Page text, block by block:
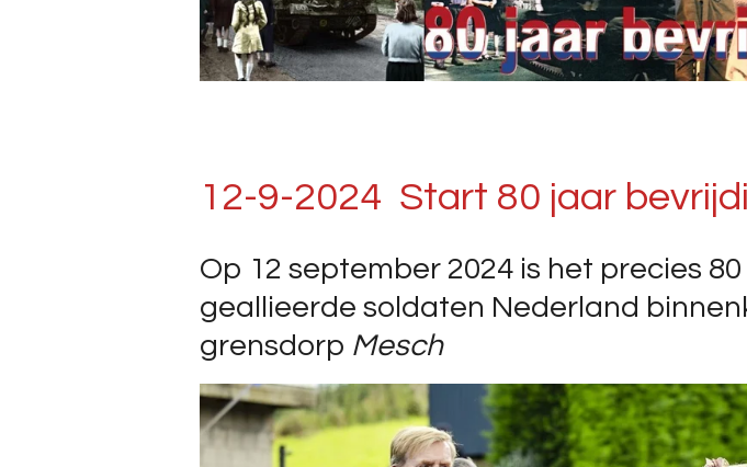
12-9-2024 Start 80 jaar
Op 12 september 2024 is het precies
geallieerde soldaten Nederland
grensdorp Mesch